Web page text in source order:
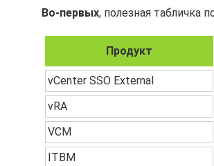
Во-первых, полезная табличка
Продукт
vCenter SSO External
vRA
VCM
ITBM